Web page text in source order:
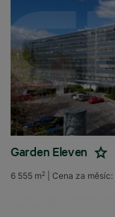
Garden Eleven
6 555 m2 Cena za měsíc: